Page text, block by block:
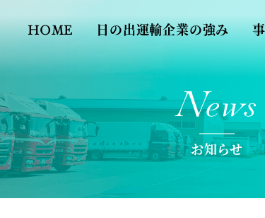
HOME 日の出運輸企業の強み
News
お知らせ